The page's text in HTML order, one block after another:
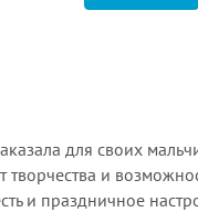
для своих
и
и праздничное